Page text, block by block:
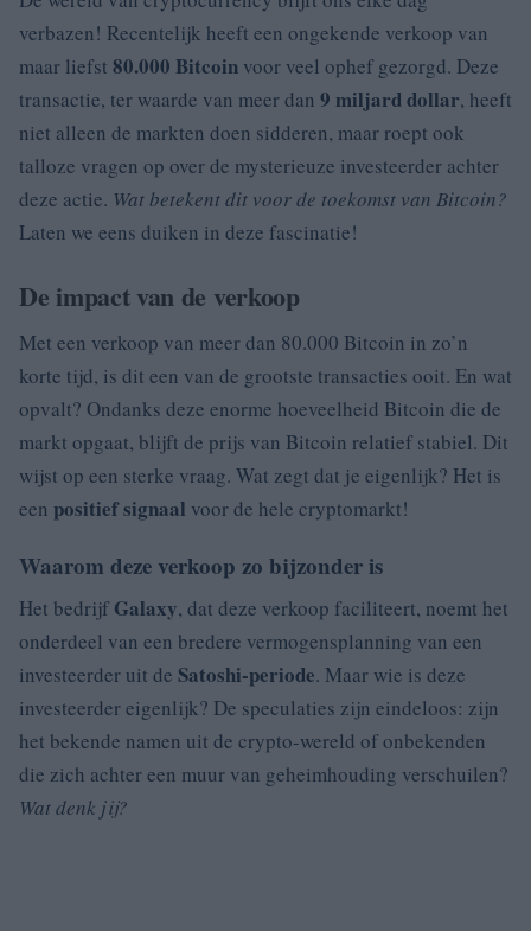
verbazen! Recentelijk heeft een ongekende verkoop van
maar liefst 80.000 Bitcoin voor veel ophef gezorgd. Deze
transactie, ter waarde van meer dan 9 miljard dollar, heeft
niet alleen de markten doen sidderen, maar roept ook
talloze vragen op over de mysterieuze investeerder achter
deze actie. Wat betekent dit voor de toekomst van Bitcoin?
Laten we eens duiken in deze fascinatie!
De impact van de verkoop
Met een verkoop van meer dan 80.000 Bitcoin in zo’n
korte tijd, is dit een van de grootste transacties ooit. En wat
opvalt? Ondanks deze enorme hoeveelheid Bitcoin die de
markt opgaat, blijft de prijs van Bitcoin relatief stabiel. Dit
wijst op een sterke vraag. Wat zegt dat je eigenlijk? Het is
een positief signaal voor de hele cryptomarkt!
Waarom deze verkoop zo bijzonder is
Het bedrijf Galaxy, dat deze verkoop faciliteert, noemt het
onderdeel van een bredere vermogensplanning van een
investeerder uit de Satoshi-periode. Maar wie is deze
investeerder eigenlijk? De speculaties zijn eindeloos: zijn
het bekende namen uit de crypto-wereld of onbekenden
die zich achter een muur van geheimhouding verschuilen?
Wat denk jij?